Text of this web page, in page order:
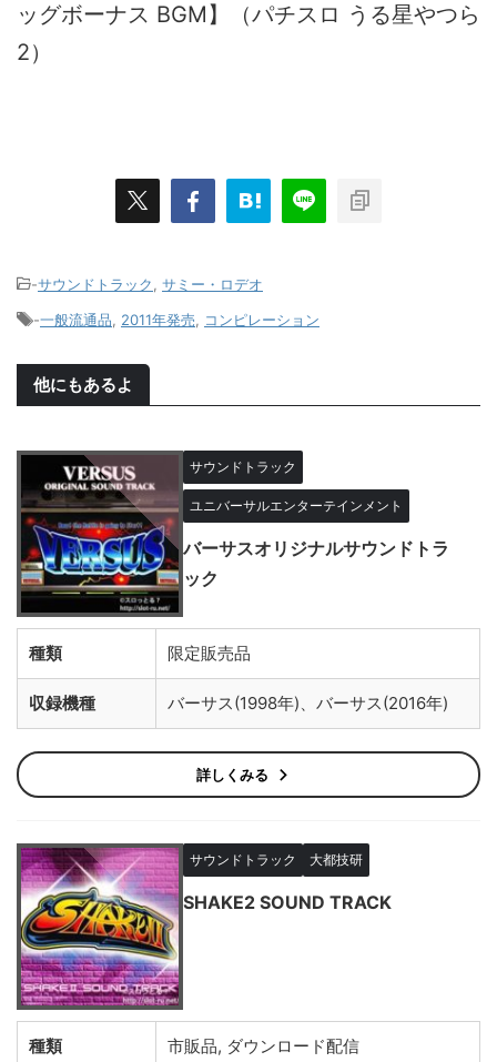
ッグボーナス BGM】（パチスロ うる星やつら
2）
-サウンドトラック
サミー・ロデオ
-一般流通品 2011年発売 コンピレーション
他にもあるよ
サウンドトラック
ユニバーサルエンターテインメント
バーサスオリジナルサウンドトラ
ック
種類 限定販売品
収録機種 バーサス(1998年)、バーサス(2016年)
詳しくみる
サウンドトラック 大都技研
SHAKE2 SOUND TRACK
種類 市販品, ダウンロード配信